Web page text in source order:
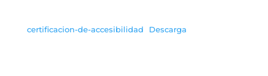
certificacion-de-accesibilidad Descarga